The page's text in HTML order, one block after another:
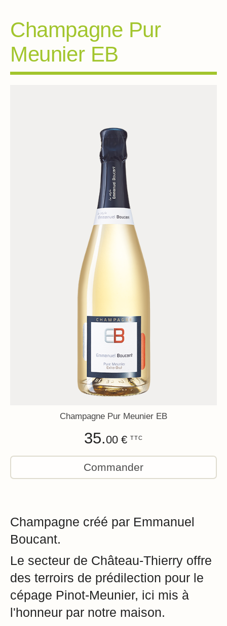
Champagne Pur
Meunier EB
Champagne Pur Meunier EB
35.00 € TTC
Commander
Champagne créé par Emmanuel
Boucant.
Le secteur de Château-Thierry offre
des terroirs de prédilection pour le
cépage Pinot-Meunier, ici mis à
l'honneur par notre maison.